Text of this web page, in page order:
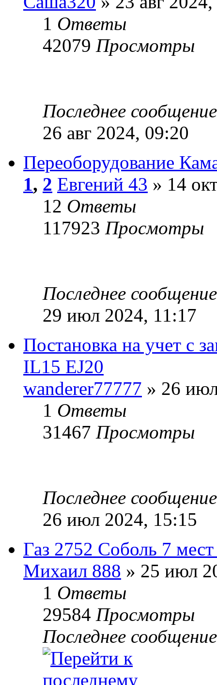
1 Ответы
42079 Просмотры
Последнее
26 авг 2024, 09:20
Переоборудование
1, 2 Евгений 43 » 14
12 Ответы
117923 Просмотры
Последнее
29 июл 2024, 11:17
Постановка на учет с
IL15 EJ20
wanderer77777 » 26
1 Ответы
31467 Просмотры
Последнее
26 июл 2024, 15:15
Газ 2752 Соболь 7
Михаил 888 » 25 июл
1 Ответы
29584 Просмотры
Последнее